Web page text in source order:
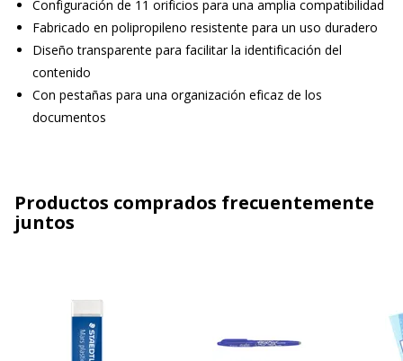
Configuración de 11 orificios para una amplia compatibilidad
Fabricado en polipropileno resistente para un uso duradero
Diseño transparente para facilitar la identificación del
contenido
Con pestañas para una organización eficaz de los
documentos
Productos comprados frecuentemente
juntos